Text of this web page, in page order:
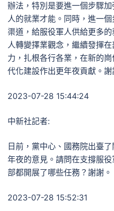
辦法，特別是要進一個步驟
人的就業才能。同時，進一
渠道，給服役軍人供給更多
人轉變擇業觀念，繼續發揮
力，扎根各行各業，在新的
代化建設作出更年夜貢獻。謝
2023-07-28 15:44:24
中新社記者:
日前，黨中心、國務院出臺
年夜的意見。請問在支撐服
部都開展了哪些任務？謝謝。
2023-07-28 15:52:31